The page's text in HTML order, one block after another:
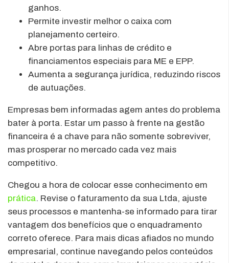
ganhos.
Permite investir melhor o caixa com
planejamento certeiro.
Abre portas para linhas de crédito e
financiamentos especiais para ME e EPP.
Aumenta a segurança jurídica, reduzindo riscos
de autuações.
Empresas bem informadas agem antes do problema
bater à porta. Estar um passo à frente na gestão
financeira é a chave para não somente sobreviver,
mas prosperar no mercado cada vez mais
competitivo.
Chegou a hora de colocar esse conhecimento em
prática. Revise o faturamento da sua Ltda, ajuste
seus processos e mantenha-se informado para tirar
vantagem dos benefícios que o enquadramento
correto oferece. Para mais dicas afiados no mundo
empresarial, continue navegando pelos conteúdos